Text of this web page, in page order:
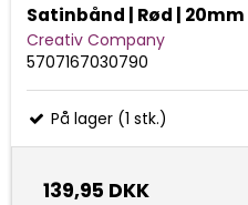
Satinbånd | Rød | 20mm
Creativ Company
5707167030790
På lager (1 stk.)
139,95 DKK